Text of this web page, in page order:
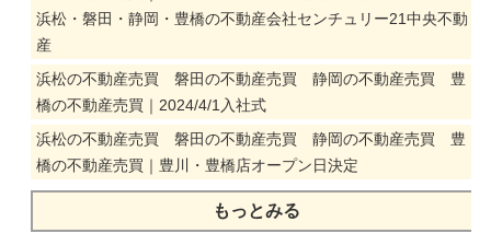
浜松・磐田・静岡・豊橋の不動産会社センチュリー21中央不動
産
浜松の不動産売買 磐田の不動産売買 静岡の不動産売買 豊
橋の不動産売買｜2024/4/1入社式
浜松の不動産売買 磐田の不動産売買 静岡の不動産売買 豊
橋の不動産売買｜豊川・豊橋店オープン日決定
もっとみる